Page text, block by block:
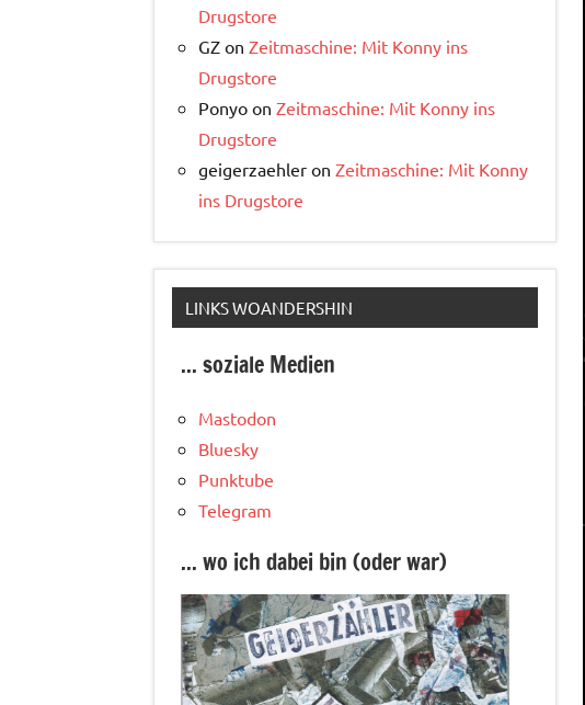
Drugstore
GZ on Zeitmaschine: Mit Konny ins
Drugstore
Ponyo on Zeitmaschine: Mit Konny ins
Drugstore
geigerzaehler on Zeitmaschine: Mit Konny
ins Drugstore
LINKS WOANDERSHIN
... soziale Medien
Mastodon
Bluesky
Punktube
Telegram
... wo ich dabei bin (oder war)